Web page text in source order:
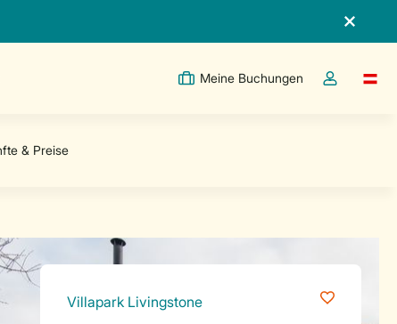
Meine Buchungen
Dropdown-
Villapark Livingstone